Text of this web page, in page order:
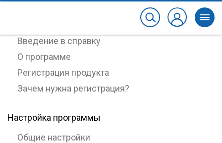
Введение в справку
О программе
Регистрация продукта
Зачем нужна регистрация?
Настройка программы
Общие настройки